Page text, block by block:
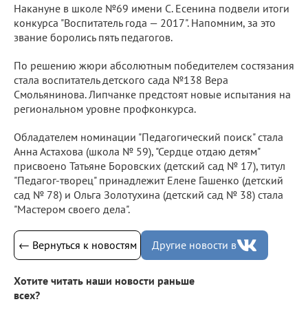
Накануне в школе №69 имени С. Есенина подвели итоги
конкурса "Воспитатель года — 2017". Напомним, за это
звание боролись пять педагогов.
По решению жюри абсолютным победителем состязания
стала воспитатель детского сада №138 Вера
Смольянинова. Липчанке предстоят новые испытания на
региональном уровне профконкурса.
Обладателем номинации "Педагогический поиск" стала
Анна Астахова (школа № 59), "Сердце отдаю детям"
присвоено Татьяне Боровских (детский сад № 17), титул
"Педагог-творец" принадлежит Елене Гашенко (детский
сад № 78) и Ольга Золотухина (детский сад № 38) стала
"Мастером своего дела".
← Вернуться к новостям Другие новости в
Хотите читать наши новости раньше
всех?